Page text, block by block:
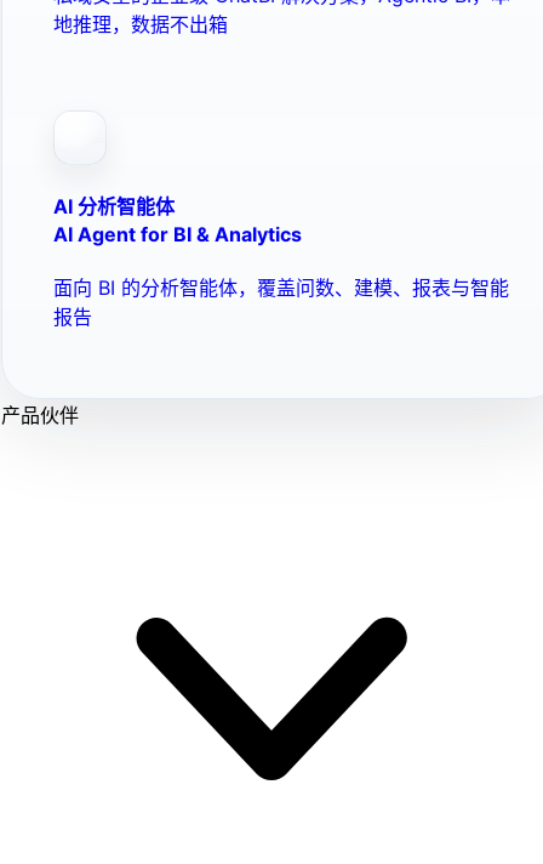
地推理，数据不出箱
AI 分析智能体
AI Agent for BI & Analytics
面向 BI 的分析智能体，覆盖问数、建模、报表与智能
报告
产品伙伴